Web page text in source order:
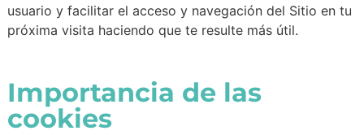
usuario y facilitar el acceso y navegación del Sitio en tu
próxima visita haciendo que te resulte más útil.
Importancia de las
cookies